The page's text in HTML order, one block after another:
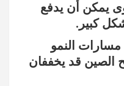
مستوى يمكن أن يدفع
كبير.
مسارات النمو
الصين قد يخففان